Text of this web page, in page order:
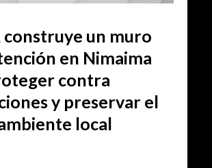
construye un muro
en Nimaima
contra
y preservar el
local